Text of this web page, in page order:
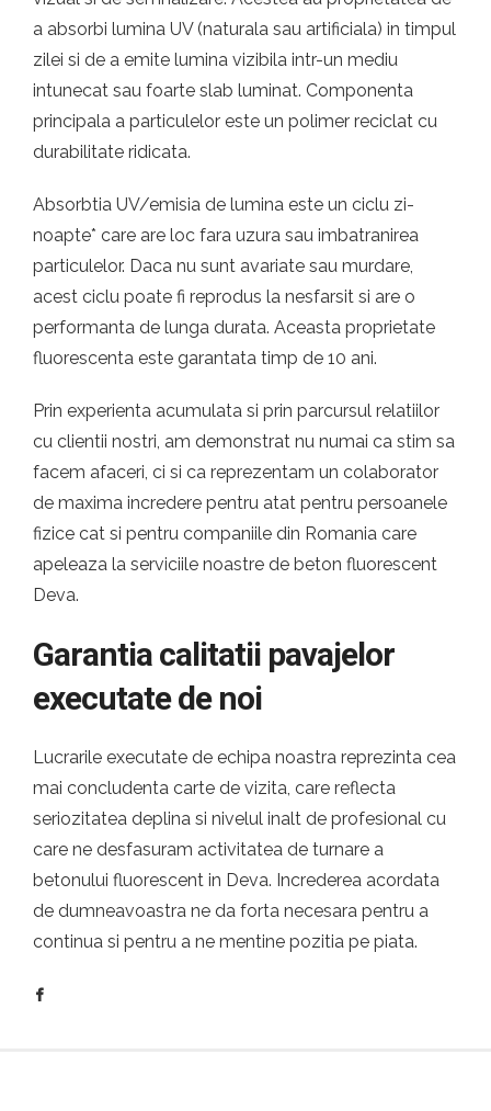
a absorbi lumina UV (naturala sau artificiala) in timpul
zilei si de a emite lumina vizibila intr-un mediu
intunecat sau foarte slab luminat. Componenta
principala a particulelor este un polimer reciclat cu
durabilitate ridicata.
Absorbtia UV/emisia de lumina este un ciclu zi-
noapte* care are loc fara uzura sau imbatranirea
particulelor. Daca nu sunt avariate sau murdare,
acest ciclu poate fi reprodus la nesfarsit si are o
performanta de lunga durata. Aceasta proprietate
fluorescenta este garantata timp de 10 ani.
Prin experienta acumulata si prin parcursul relatiilor
cu clientii nostri, am demonstrat nu numai ca stim sa
facem afaceri, ci si ca reprezentam un colaborator
de maxima incredere pentru atat pentru persoanele
fizice cat si pentru companiile din Romania care
apeleaza la serviciile noastre de beton fluorescent
Deva.
Garantia calitatii pavajelor
executate de noi
Lucrarile executate de echipa noastra reprezinta cea
mai concludenta carte de vizita, care reflecta
seriozitatea deplina si nivelul inalt de profesional cu
care ne desfasuram activitatea de turnare a
betonului fluorescent in Deva. Increderea acordata
de dumneavoastra ne da forta necesara pentru a
continua si pentru a ne mentine pozitia pe piata.